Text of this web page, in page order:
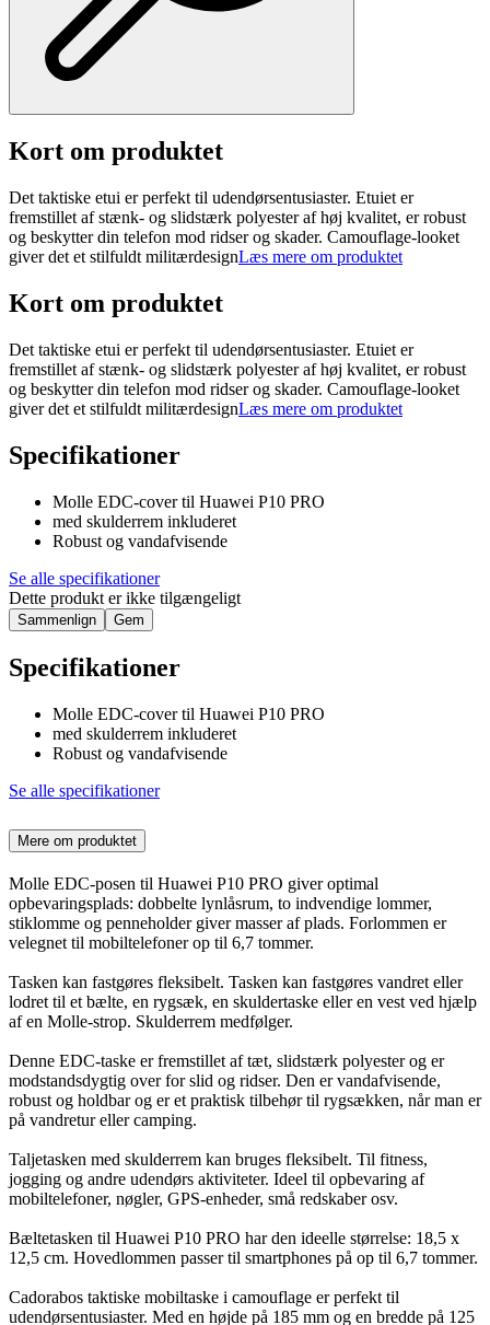
Kort om produktet
Det taktiske etui er perfekt til udendørsentusiaster. Etuiet er
fremstillet af stænk- og slidstærk polyester af høj kvalitet, er robust
og beskytter din telefon mod ridser og skader. Camouflage-looket
giver det et stilfuldt militærdesignLæs mere om produktet
Kort om produktet
Det taktiske etui er perfekt til udendørsentusiaster. Etuiet er
fremstillet af stænk- og slidstærk polyester af høj kvalitet, er robust
og beskytter din telefon mod ridser og skader. Camouflage-looket
giver det et stilfuldt militærdesignLæs mere om produktet
Specifikationer
Molle EDC-cover til Huawei P10 PRO
med skulderrem inkluderet
Robust og vandafvisende
Se alle specifikationer
Dette produkt er ikke tilgængeligt
Sammenlign Gem
Specifikationer
Molle EDC-cover til Huawei P10 PRO
med skulderrem inkluderet
Robust og vandafvisende
Se alle specifikationer
Mere om produktet
Molle EDC-posen til Huawei P10 PRO giver optimal
opbevaringsplads: dobbelte lynlåsrum, to indvendige lommer,
stiklomme og penneholder giver masser af plads. Forlommen er
velegnet til mobiltelefoner op til 6,7 tommer.
Tasken kan fastgøres fleksibelt. Tasken kan fastgøres vandret eller
lodret til et bælte, en rygsæk, en skuldertaske eller en vest ved hjælp
af en Molle-strop. Skulderrem medfølger.
Denne EDC-taske er fremstillet af tæt, slidstærk polyester og er
modstandsdygtig over for slid og ridser. Den er vandafvisende,
robust og holdbar og er et praktisk tilbehør til rygsækken, når man er
på vandretur eller camping.
Taljetasken med skulderrem kan bruges fleksibelt. Til fitness,
jogging og andre udendørs aktiviteter. Ideel til opbevaring af
mobiltelefoner, nøgler, GPS-enheder, små redskaber osv.
Bæltetasken til Huawei P10 PRO har den ideelle størrelse: 18,5 x
12,5 cm. Hovedlommen passer til smartphones på op til 6,7 tommer.
Cadorabos taktiske mobiltaske i camouflage er perfekt til
udendørsentusiaster. Med en højde på 185 mm og en bredde på 125